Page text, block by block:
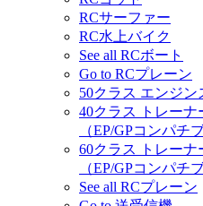
RCサーファー
RC水上バイク
See all RCボート
Go to RCプレーン
50クラス エンジン
40クラス トレー
（EP/GPコンパチ
60クラス トレー
（EP/GPコンパチ
See all RCプレーン